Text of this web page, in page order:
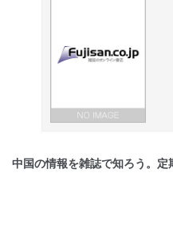
中国の情報を雑誌で知ろう。定